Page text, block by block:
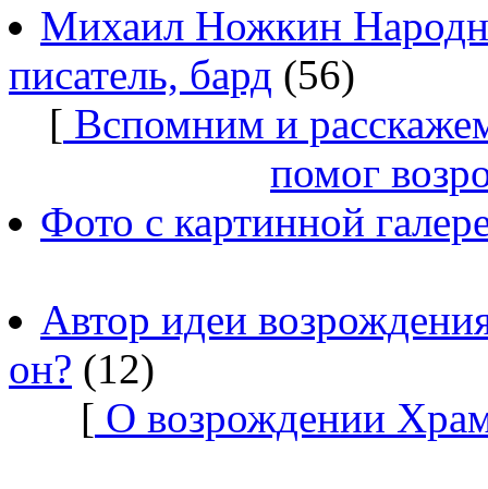
Михаил Ножкин
писатель, бард (56)
[ Вспомним и
помог
Фото с картинной
Автор идеи
он? (12)
[ О возрождении